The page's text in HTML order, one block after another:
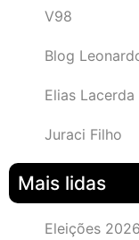
V98
Blog
Elias Lacerda
Juraci Filho
Mais lidas
Eleições